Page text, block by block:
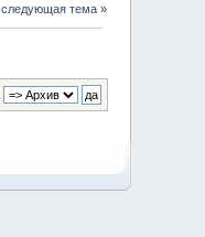
следующая тема »